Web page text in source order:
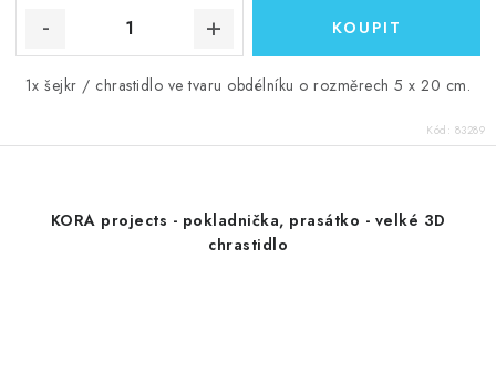
1x šejkr / chrastidlo ve tvaru obdélníku o rozměrech 5 x 20 cm.
Kód: 83289
KORA projects - pokladnička, prasátko - velké 3D
chrastidlo